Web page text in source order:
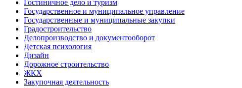
Гостиничное дело и туризм
Государственное и муниципальное управление
Государственные и муниципальные закупки
Градостроительство
Делопроизводство и документооборот
Детская психология
Дизайн
Дорожное строительство
ЖКХ
Закупочная деятельность